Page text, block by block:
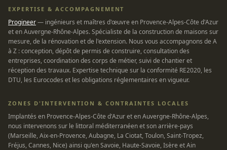
EXPERTISE & ACCOMPAGNEMENT
Progineer— ingénieurs et maîtres d'œuvre en Provence-Alpes-Côte d'Azur
et en Auvergne-Rhône-Alpes. Spécialiste de la construction de maisons sur
mesure, de la rénovation et de l'extension. Nous vous accompagnons de A
à Z : conception, dépôt de permis de construire, consultation des
entreprises, coordination des corps de métier, suivi de chantier et
réception des travaux. Expertise technique sur la conformité RE2020, les
DTU, les Eurocodes et les obligations réglementaires en vigueur.
ZONES D'INTERVENTION & CONTRAINTES LOCALES
Implantés en Provence-Alpes-Côte d'Azur et en Auvergne-Rhône-Alpes,
nous intervenons sur le littoral méditerranéen et son arrière-pays
(Marseille, Aix-en-Provence, Aubagne, La Ciotat, Toulon, Saint-Tropez,
Fréjus, Cannes, Nice) ainsi qu'en Savoie, Haute-Savoie, Isère et Ain